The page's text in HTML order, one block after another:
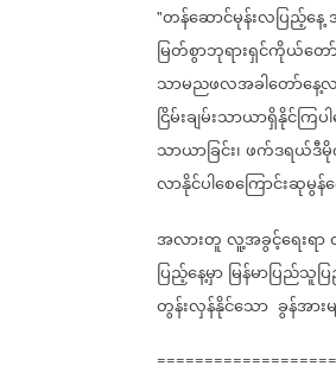
"တန်ဆောင်မုန်းလပြည့်နေ့
မြတ်စွာဘုရားရှင်ကိုယ်တေ
သာမညဖလအခါတော်နေ့လ
ငြိမ်းချမ်းသာယာရှိနိုင်ကြပ
သာယာခြင်း၊ဖက်ဒရယ်ဒီ
လာနိုင်ပါစေကြောင်းဆု
အလားတူလူ့အခွင့်ရေးရာ
ပြည့်နေ့မှာမြန်မာပြည်သူပ
တွန်းလှန်နိုင်သော ခွန်အားမ